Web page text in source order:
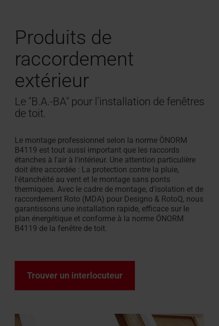
Produits de
raccordement
extérieur
Le "B.A.-BA" pour l'installation de fenêtres
de toit.
Le montage professionnel selon la norme ÖNORM
B4119 est tout aussi important que les raccords
étanches à l'air à l'intérieur. Une attention particulière
doit être accordée : La protection contre la pluie,
l'étanchéité au vent et le montage sans ponts
thermiques. Avec le cadre de montage, d'isolation et de
raccordement Roto (MDA) pour Designo & RotoQ, nous
garantissons une installation rapide, efficace sur le
plan énergétique et conforme à la norme ÖNORM
B4119 de la fenêtre de toit.
Trouver un interlocuteur